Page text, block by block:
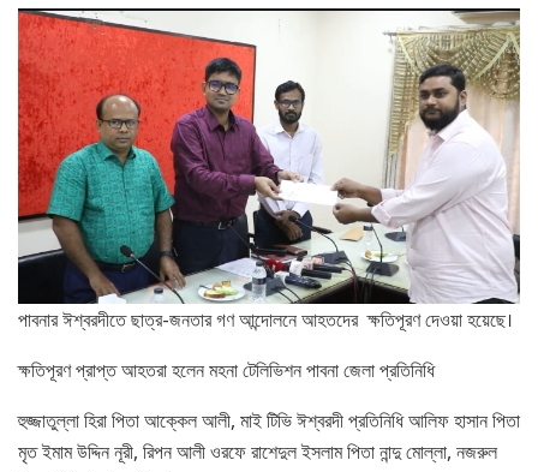
পাবনার ঈশ্বরদীতে ছাত্র-জনতার গণ আন্দোলনে আহতদের ক্ষতিপূরণ দেওয়া হয়েছে।
ক্ষতিপূরণ প্রাপ্ত আহতরা হলেন মহনা টেলিভিশন পাবনা জেলা প্রতিনিধি
হুজ্জাতুল্লা হিরা পিতা আক্কেল আলী, মাই টিভি ঈশ্বরদী প্রতিনিধি আলিফ হাসান পিতা
মৃত ইমাম উদ্দিন নূরী, রিপন আলী ওরফে রাশেদুল ইসলাম পিতা নান্দু মোল্লা, নজরুল